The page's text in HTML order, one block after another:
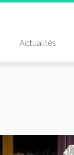
Actualités